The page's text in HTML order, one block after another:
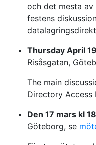
och det mesta
festens
Thursday April
Risåsgatan,
The main
Directory Access
Den 17 mars kl
Göteborg, se